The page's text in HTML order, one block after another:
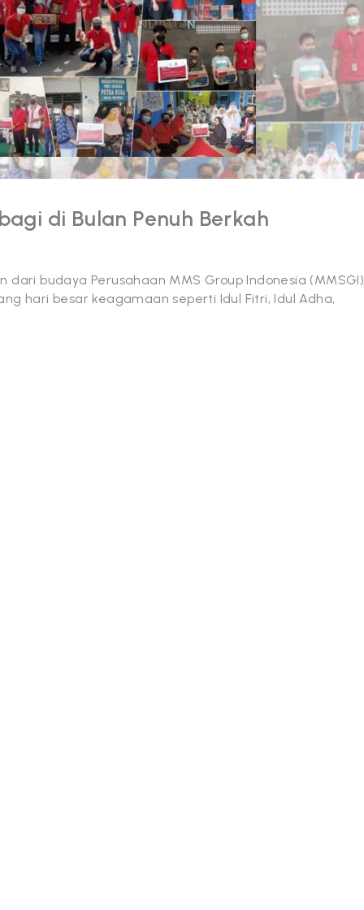
di Bulan Penuh Berkah
dari budaya Perusahaan MMS Group Indonesia (MMSGI)
hari besar keagamaan seperti Idul Fitri, Idul Adha,